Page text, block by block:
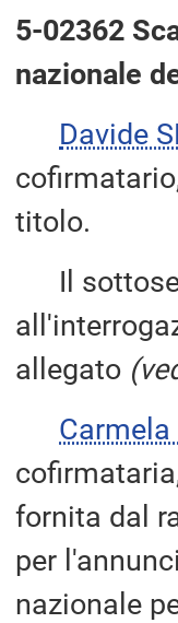
5-02362
nazionale
Davide
titolo.
Il
allegato
Carmela
fornita dal
per
nazionale